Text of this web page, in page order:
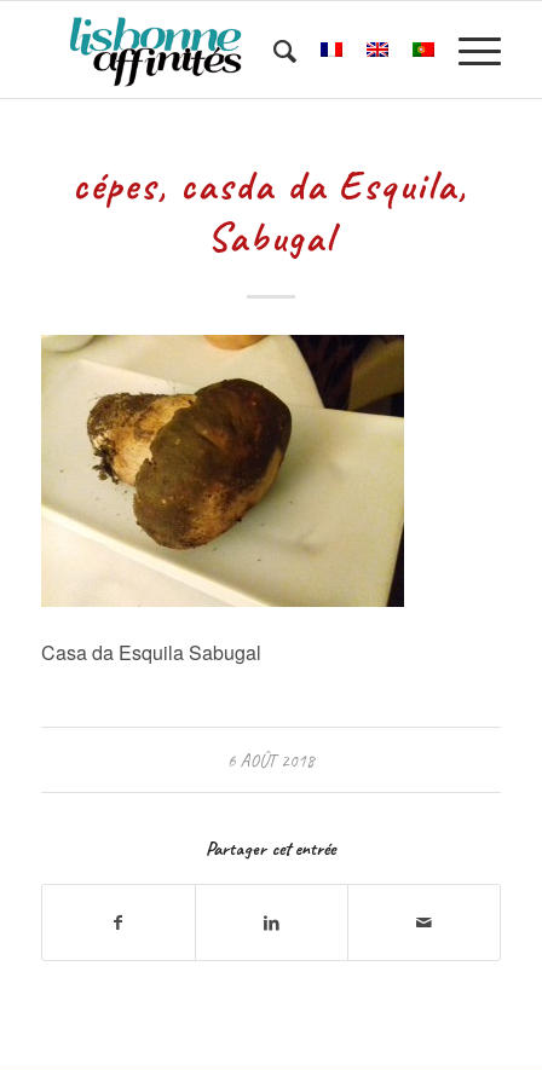
cépes, casda da Esquila,
Sabugal
Casa da Esquila Sabugal
6 AOÛT 2018
Partager cet entrée